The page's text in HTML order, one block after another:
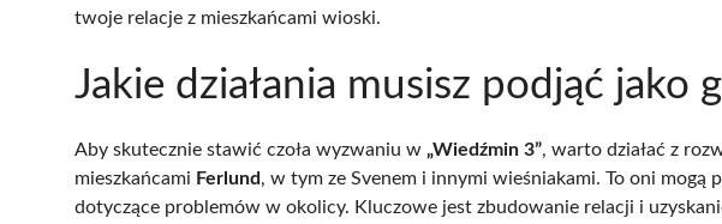
twoje relacje z mieszkańcami wioski.
Jakie działania musisz podjąć jako
Aby skutecznie stawić czoła wyzwaniu w „Wiedźmin 3”, warto działać z
mieszkańcami Ferlund, w tym ze Svenem i innymi wieśniakami. To oni mogą
dotyczące problemów w okolicy. Kluczowe jest zbudowanie relacji i